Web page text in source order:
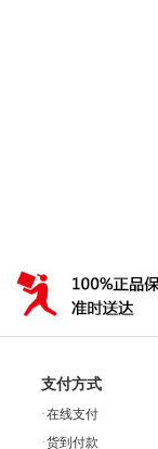
支付方式
·在线支付
·货到付款